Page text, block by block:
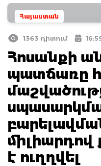
Հայաստան
1363 դիտում
Հոսանքի
պատճառը
միլիարդով
է ուղղվել